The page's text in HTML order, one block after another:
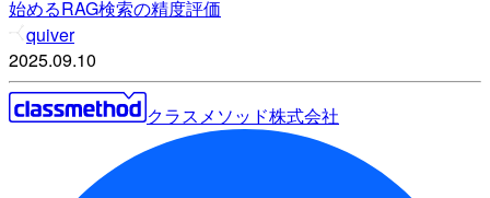
始めるRAG検索の精度評価
quiver
2025.09.10
クラスメソッド株式会社